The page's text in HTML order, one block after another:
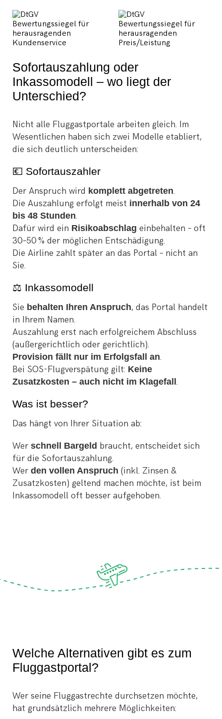
Sofortauszahlung oder
Inkassomodell – wo liegt der
Unterschied?
Nicht alle Fluggastportale arbeiten gleich. Im
Wesentlichen haben sich zwei Modelle etabliert,
die sich deutlich unterscheiden:
💶 Sofortauszahler
Der Anspruch wird komplett abgetreten.
Die Auszahlung erfolgt meist innerhalb von 24
bis 48 Stunden.
Dafür wird ein Risikoabschlag einbehalten – oft
30–50 % der möglichen Entschädigung.
Die Airline zahlt später an das Portal – nicht an
Sie.
⚖️ Inkassomodell
Sie behalten Ihren Anspruch, das Portal handelt
in Ihrem Namen.
Auszahlung erst nach erfolgreichem Abschluss
(außergerichtlich oder gerichtlich).
Provision fällt nur im Erfolgsfall an.
Bei SOS-Flugverspätung gilt: Keine
Zusatzkosten – auch nicht im Klagefall .
Was ist besser?
Das hängt von Ihrer Situation ab:
Wer schnell Bargeld braucht, entscheidet sich
für die Sofortauszahlung.
Wer den vollen Anspruch (inkl. Zinsen &
Zusatzkosten) geltend machen möchte, ist beim
Inkassomodell oft besser aufgehoben.
Welche Alternativen gibt es zum
Fluggastportal?
Wer seine Fluggastrechte durchsetzen möchte,
hat grundsätzlich mehrere Möglichkeiten: